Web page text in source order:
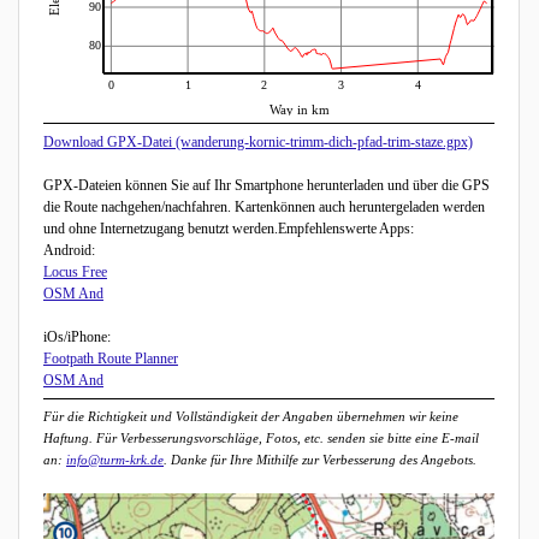
Way in km
0 1 2 3 4
80
90
Download GPX-Datei (wanderung-kornic-trimm-dich-pfad-trim-staze.gpx)
GPX-Dateien können Sie auf Ihr Smartphone herunterladen und über die GPS
die Route nachgehen/nachfahren. Kartenkönnen auch heruntergeladen werden
und ohne Internetzugang benutzt werden.Empfehlenswerte Apps:
Android:
Locus Free
OSM And
iOs/iPhone:
Footpath Route Planner
OSM And
Für die Richtigkeit und Vollständigkeit der Angaben übernehmen wir keine
Haftung. Für Verbesserungsvorschläge, Fotos, etc. senden sie bitte eine E-mail
an: info@turm-krk.de . Danke für Ihre Mithilfe zur Verbesserung des Angebots.